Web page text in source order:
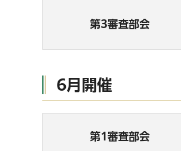
第3審査部会
6月開催
第1審査部会